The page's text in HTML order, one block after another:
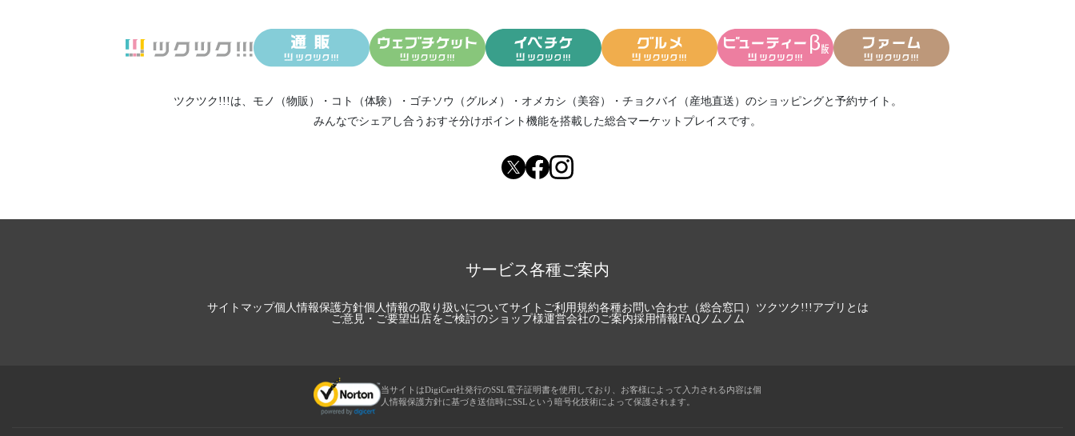
ツクツク!!!は、 モノ（物販） ・ コト（体験） ・ ゴチソウ（グルメ） ・ オメカシ（美容） ・ チョクバイ（産地直送） のショッピングと予約サイト。
みんなでシェアし合う おすそ分けポイント機能を搭載した総合マーケットプレイスです。
サービス各種ご案内
サイトマップ個人情報保護方針個人情報の取り扱いについてサイトご利用規約各種お問い合わせ（総合窓口） ツクツク!!!アプリとは
ご意見・ご要望出店をご検討のショップ様運営会社のご案内採用情報FAQノムノム
当サイトはDigiCert社発行のSSL電子証明書を使用しており、お客様によって入力される内容は個
人情報保護方針に基づき送信時にSSLという暗号化技術によって保護されます。